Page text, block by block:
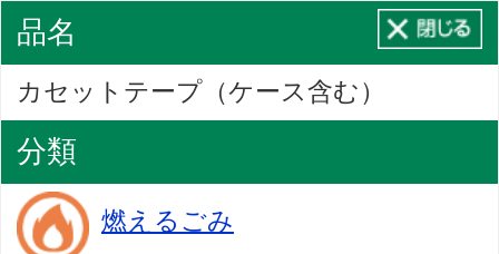
品名
カセットテープ（ケース含む）
分類
燃えるごみ